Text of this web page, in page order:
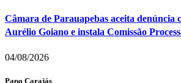
Câmara de Parauapebas aceita denúncia
Aurélio Goiano e instala Comissão
04/08/2026
Papo Carajás